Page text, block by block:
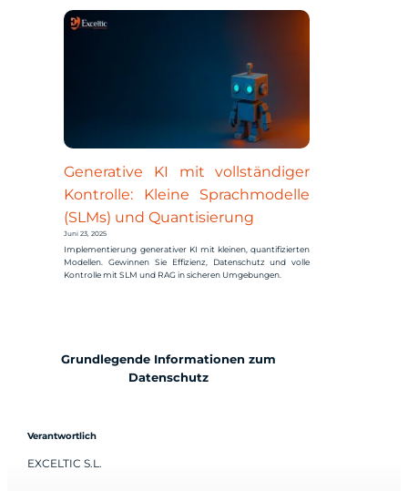
Señalización
Generative KI mit vollständiger
Kontrolle: Kleine Sprachmodelle
(SLMs) und Quantisierung
Juni 23, 2025
Implementierung generativer KI mit kleinen, quantifizierten
Modellen. Gewinnen Sie Effizienz, Datenschutz und volle
Kontrolle mit SLM und RAG in sicheren Umgebungen.
Grundlegende Informationen zum
Datenschutz
Verantwortlich
EXCELTIC S.L.